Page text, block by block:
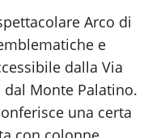
Arco di
e
dalla Via
dal Monte Palatino.
una certa